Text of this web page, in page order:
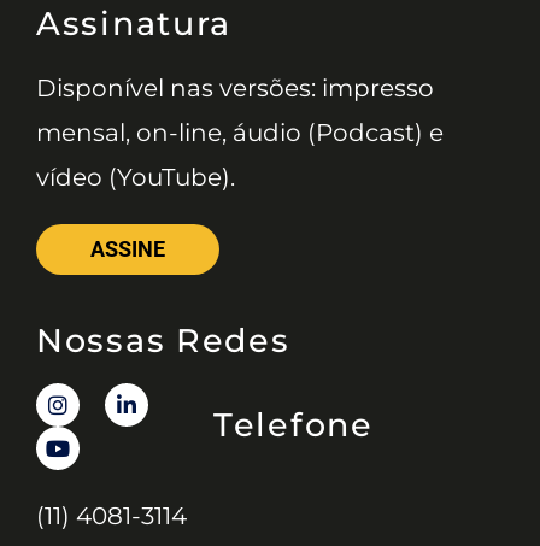
Assinatura
Disponível nas versões: impresso
mensal, on-line, áudio (Podcast) e
vídeo (YouTube).
ASSINE
Nossas Redes
Telefone
(11) 4081-3114